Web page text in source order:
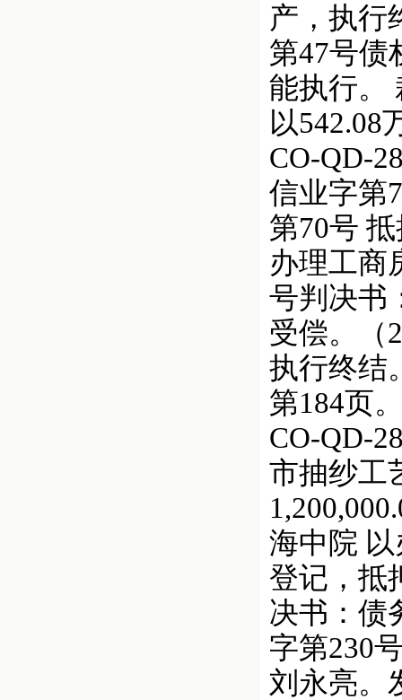
产，执行
第47号债
能执行。
以542.08
CO-QD-
信业字第
第70号
办理工商
号判决书
受偿。（
执行终结
第184页
CO-QD-
市抽纱工
海中院
登记，抵
决书：债
字第230
刘永亮。